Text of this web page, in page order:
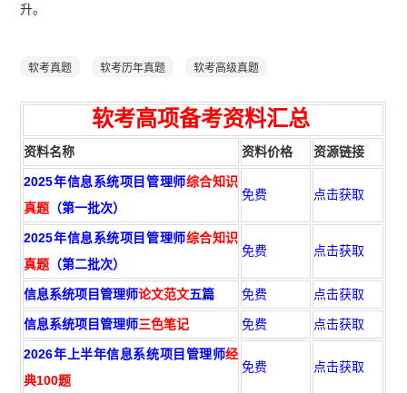
升。
软考真题 软考历年真题 软考高级真题
软考高项备考资料汇总
资料名称 资料价格 资源链接
2025年信息系统项目管理师综合知识
真题 （第一批次）
免费 点击获取
2025年信息系统项目管理师综合知识
真题 （第二批次）
免费 点击获取
信息系统项目管理师论文范文五篇 免费 点击获取
信息系统项目管理师三色笔记 免费 点击获取
2026年上半年信息系统项目管理师经
典100题
免费 点击获取